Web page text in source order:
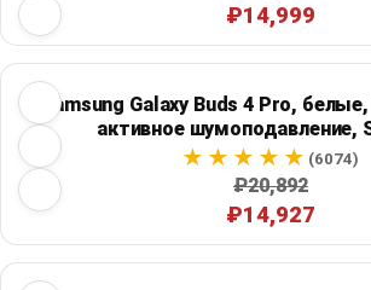
₽14,999
Samsung Galaxy Buds 4 Pro,
активное шумоподавление,
(6074)
₽20,892
₽14,927